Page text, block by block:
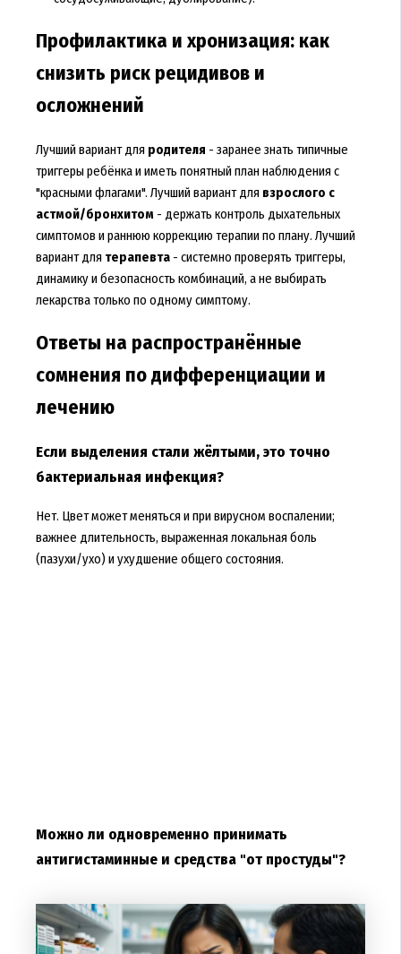
Профилактика и хронизация: как
снизить риск рецидивов и
осложнений
Лучший вариант для родителя - заранее знать типичные
триггеры ребёнка и иметь понятный план наблюдения с
"красными флагами". Лучший вариант для взрослого с
астмой/бронхитом- держать контроль дыхательных
симптомов и раннюю коррекцию терапии по плану. Лучший
вариант для терапевта- системно проверять триггеры,
динамику и безопасность комбинаций, а не выбирать
лекарства только по одному симптому.
Ответы на распространённые
сомнения по дифференциации и
лечению
Если выделения стали жёлтыми, это точно
бактериальная инфекция?
Нет. Цвет может меняться и при вирусном воспалении;
важнее длительность, выраженная локальная боль
(пазухи/ухо) и ухудшение общего состояния.
Можно ли одновременно принимать
антигистаминные и средства "от простуды"?